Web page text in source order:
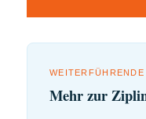
Mehr zur